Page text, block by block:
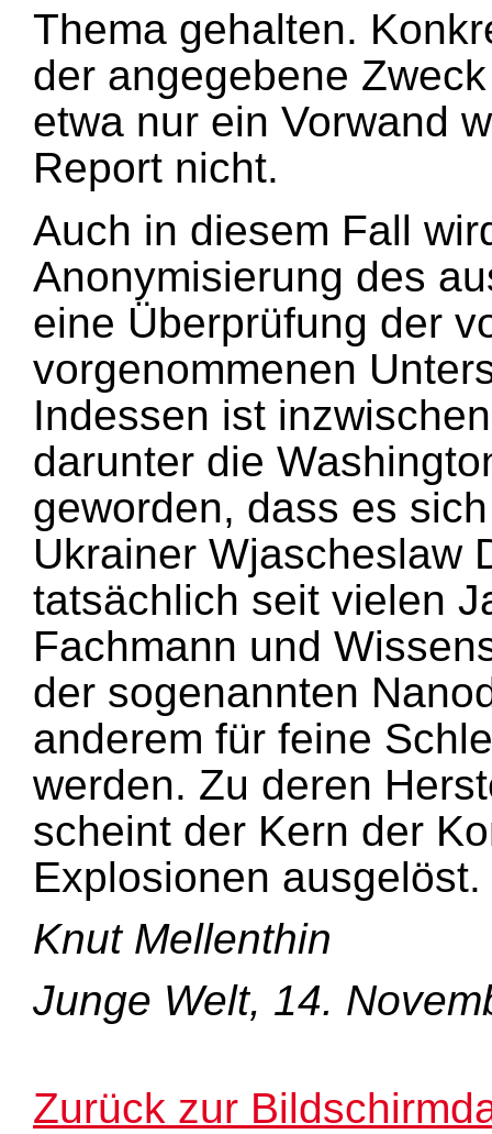
Thema gehalten.
der angegebene
etwa nur ein Vorwand
Report nicht.
Auch in diesem Fall
Anonymisierung des
eine Überprüfung der
vorgenommenen
Indessen ist
darunter die
geworden, dass es
Ukrainer Wjascheslaw
tatsächlich seit vielen
Fachmann und
der sogenannten
anderem für feine
werden. Zu deren
scheint der Kern der
Explosionen ausgelöst.
Knut Mellenthin
Junge Welt, 14.
Zurück zur